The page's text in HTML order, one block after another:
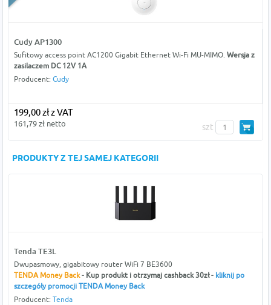
Cudy AP1300
Sufitowy access point AC1200 Gigabit Ethernet Wi-Fi MU-MIMO. Wersja z
zasilaczem DC 12V 1A
Producent: Cudy
199,00 zł z VAT
161,79 zł netto szt
PRODUKTY Z TEJ SAMEJ KATEGORII
Tenda TE3L
Dwupasmowy, gigabitowy router WiFi 7 BE3600
TENDA Money Back- Kup produkt i otrzymaj cashback 30zł - kliknij po
szczegóły promocji TENDA Money Back
Producent: Tenda